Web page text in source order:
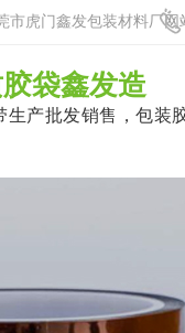
市虎门鑫发包装材料厂
袋鑫发造
生产批发销售，包装